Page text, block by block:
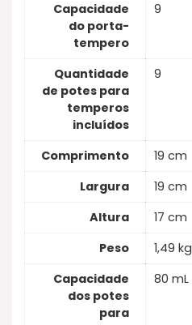
Capacidade
do porta-
tempero
9
Quantidade
de potes para
temperos
incluídos
9
Comprimento
19 cm
Largura
19 cm
Altura
17 cm
Peso
1,49 kg
Capacidade
dos potes
para
80 mL